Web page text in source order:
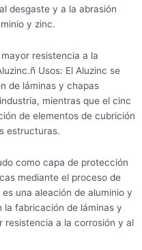
desgaste y a la abrasión
y zinc.
resistencia a la
Usos: El Aluzinc se
de láminas y chapas
mientras que el cinc
de elementos de cubrición
estructuras.
como capa de protección
mediante el proceso de
una aleación de aluminio y
la fabricación de láminas y
resistencia a la corrosión y al